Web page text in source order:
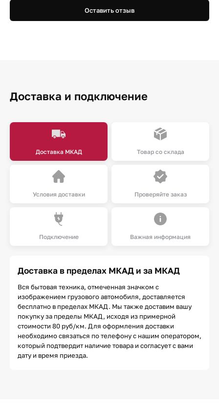
Оставить отзыв
Доставка и подключение
Доставка МКАД Товар со склада
Условия доставки Проверяйте заказ
Подключение Важная информация
Доставка в пределах МКАД и за МКАД
Вся бытовая техника, отмеченная значком с
изображением грузового автомобиля, доставляется
бесплатно в пределах МКАД. Мы также доставим вашу
покупку за пределы МКАД, исходя из примерной
стоимости 80 руб/км. Для оформления доставки
необходимо связаться по телефону с нашим оператором,
который подтвердит наличие товара и согласует с вами
дату и время приезда.